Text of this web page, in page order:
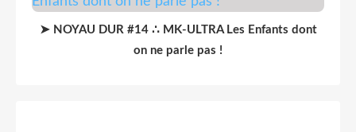
➤ NOYAU DUR #14 ∴ MK-ULTRA Les Enfants dont
on ne parle pas !